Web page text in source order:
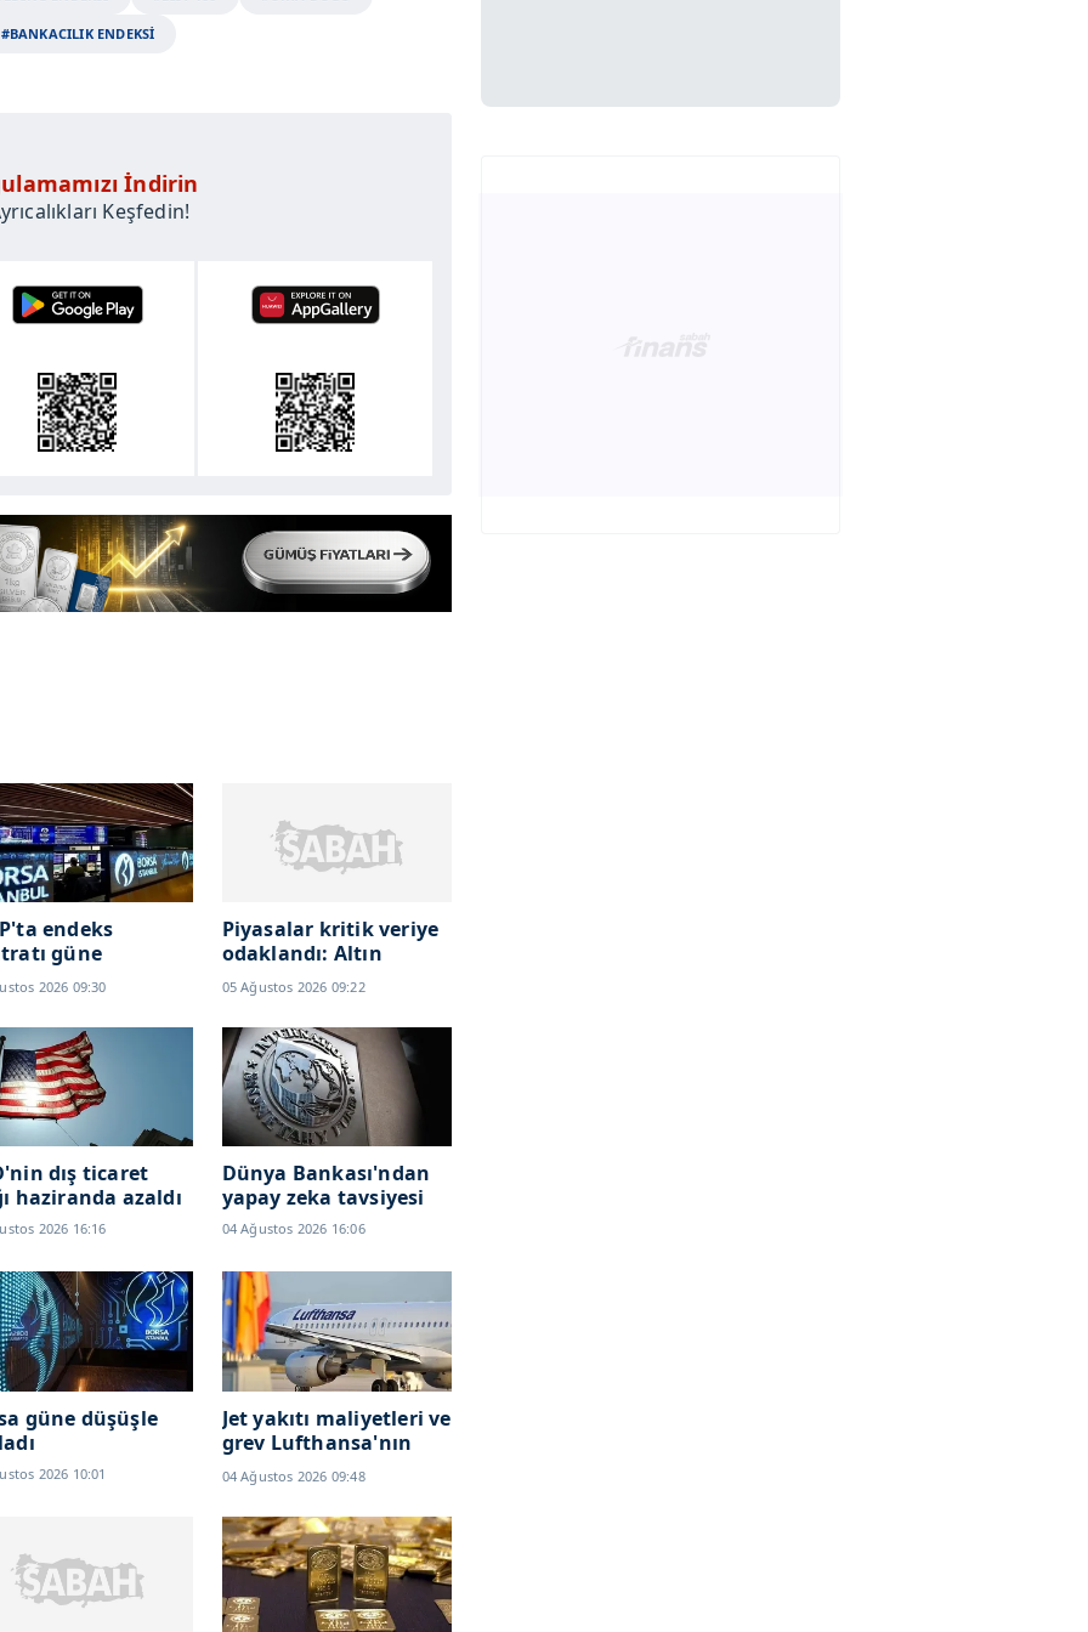
#BANKACILIK ENDEKSİ
İndirin
Keşfedin!
endeks
güne
başladı
2026 09:30
Piyasalar kritik veriye
odaklandı: Altın
fiyatlarını etkileyecek
05 Ağustos 2026 09:22
dış ticaret
haziranda azaldı
2026 16:16
Dünya Bankası'ndan
yapay zeka tavsiyesi
04 Ağustos 2026 16:06
güne düşüşle
2026 10:01
Jet yakıtı maliyetleri ve
grev Lufthansa'nın
karlılığını düşürdü
04 Ağustos 2026 09:48